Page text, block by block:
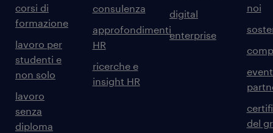
corsi di
formazione
lavoro per
studenti e
non solo
lavoro
senza
diploma
consulenza
approfondimenti
HR
ricerche e
insight HR
digital
enterprise
noi
del